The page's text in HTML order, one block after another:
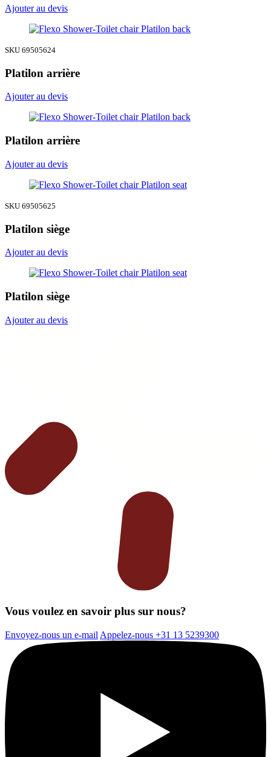
Ajouter au devis
SKU 69505624
Platilon arrière
Ajouter au devis
Platilon arrière
Ajouter au devis
SKU 69505625
Platilon siège
Ajouter au devis
Platilon siège
Ajouter au devis
Vous voulez en savoir plus sur nous?
Envoyez-nous un e-mail Appelez-nous +31 13 5239300